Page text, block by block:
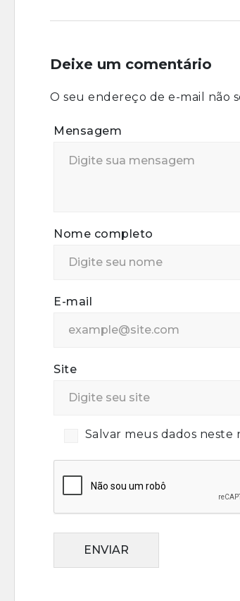
Deixe um comentário
O seu endereço de e-mail não
Mensagem
Nome completo
E-mail
Site
Salvar meus dados
ENVIAR